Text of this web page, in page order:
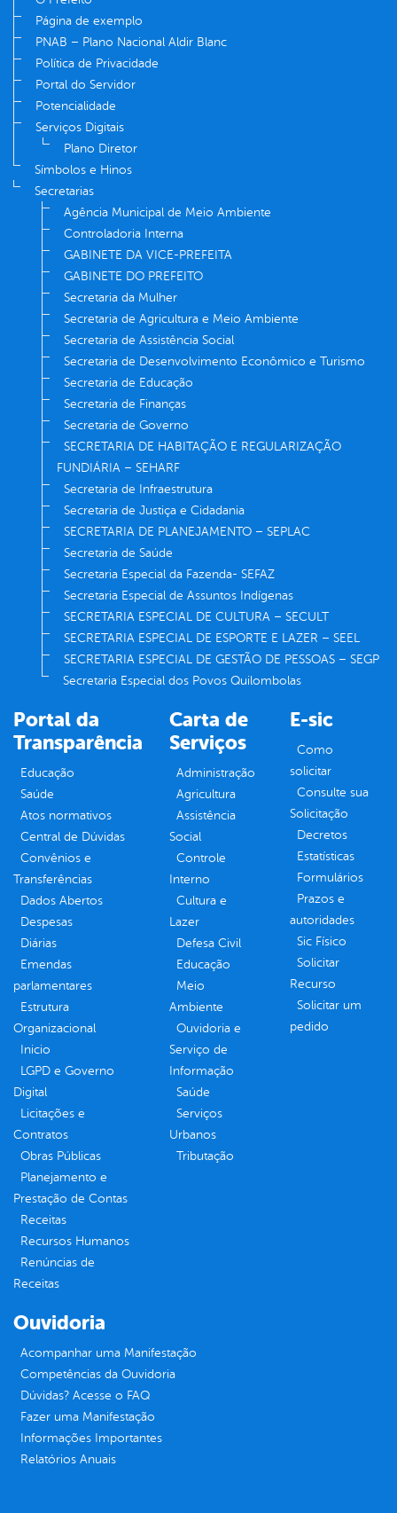
Página de exemplo
PNAB – Plano Nacional Aldir Blanc
Política de Privacidade
Portal do Servidor
Potencialidade
Serviços Digitais
Plano Diretor
Símbolos e Hinos
Secretarias
Agência Municipal de Meio Ambiente
Controladoria Interna
GABINETE DA VICE-PREFEITA
GABINETE DO PREFEITO
Secretaria da Mulher
Secretaria de Agricultura e Meio Ambiente
Secretaria de Assistência Social
Secretaria de Desenvolvimento Econômico e Turismo
Secretaria de Educação
Secretaria de Finanças
Secretaria de Governo
SECRETARIA DE HABITAÇÃO E REGULARIZAÇÃO
FUNDIÁRIA – SEHARF
Secretaria de Infraestrutura
Secretaria de Justiça e Cidadania
SECRETARIA DE PLANEJAMENTO – SEPLAC
Secretaria de Saúde
Secretaria Especial da Fazenda- SEFAZ
Secretaria Especial de Assuntos Indígenas
SECRETARIA ESPECIAL DE CULTURA – SECULT
SECRETARIA ESPECIAL DE ESPORTE E LAZER – SEEL
SECRETARIA ESPECIAL DE GESTÃO DE PESSOAS – SEGP
Secretaria Especial dos Povos Quilombolas
Portal da
Transparência
Educação
Saúde
Atos normativos
Central de Dúvidas
Convênios e
Transferências
Dados Abertos
Despesas
Diárias
Emendas
parlamentares
Estrutura
Organizacional
Inicio
LGPD e Governo
Digital
Licitações e
Contratos
Obras Públicas
Planejamento e
Prestação de Contas
Receitas
Recursos Humanos
Renúncias de
Receitas
Carta de
Serviços
Administração
Agricultura
Assistência
Social
Controle
Interno
Cultura e
Lazer
Defesa Civil
Educação
Meio
Ambiente
Ouvidoria e
Serviço de
Informação
Saúde
Serviços
Urbanos
Tributação
E-sic
Como
solicitar
Consulte sua
Solicitação
Decretos
Estatísticas
Formulários
Prazos e
autoridades
Sic Físico
Solicitar
Recurso
Solicitar um
pedido
Ouvidoria
Acompanhar uma Manifestação
Competências da Ouvidoria
Dúvidas? Acesse o FAQ
Fazer uma Manifestação
Informações Importantes
Relatórios Anuais